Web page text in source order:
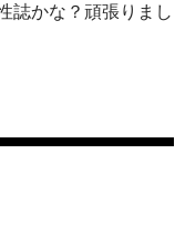
誌かな？頑張りまし